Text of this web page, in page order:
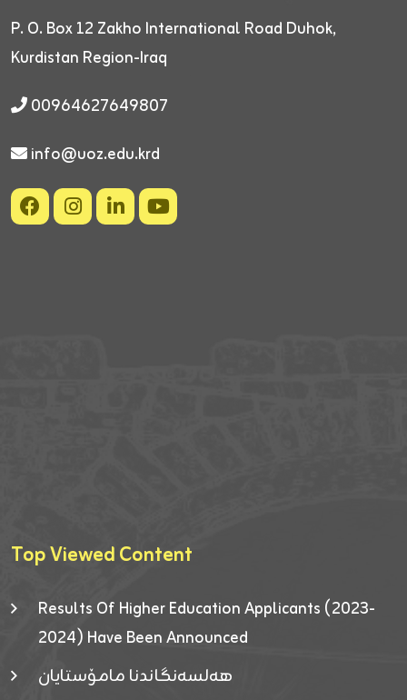
P. O. Box 12 Zakho International Road Duhok,
Kurdistan Region-Iraq
00964627649807
info@uoz.edu.krd
Top Viewed Content
Results Of Higher Education Applicants (2023-
2024) Have Been Announced
هەلسەنگاندنا مامۆستایان